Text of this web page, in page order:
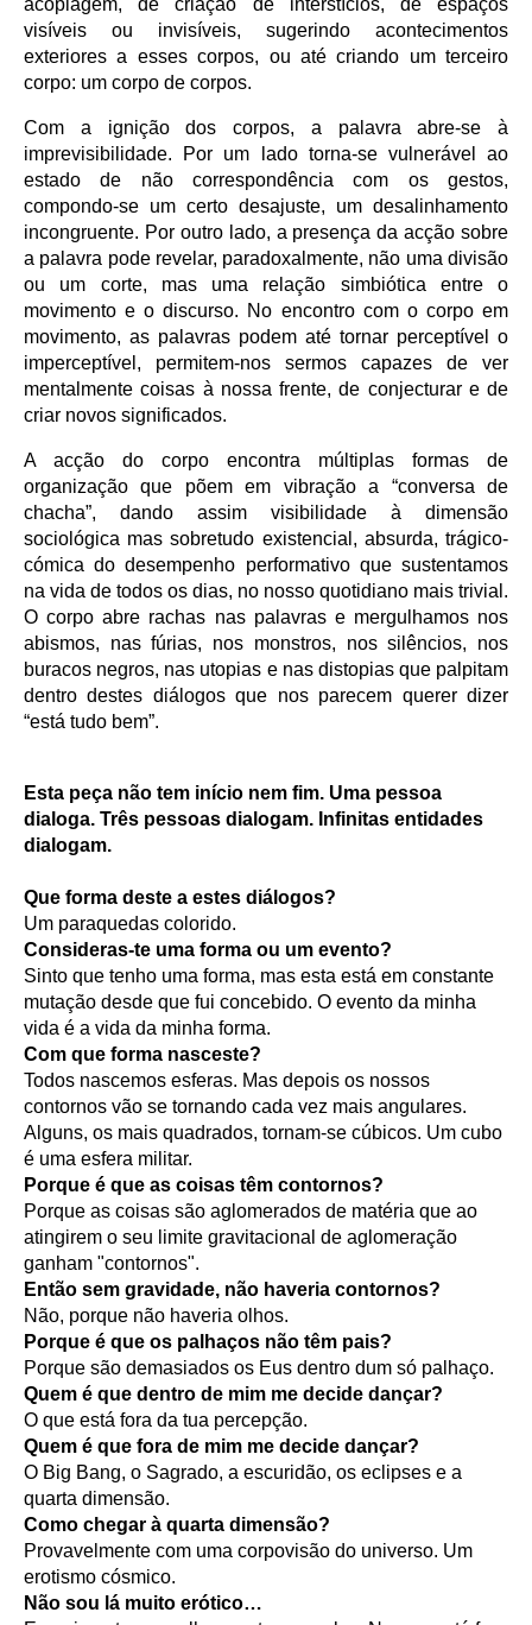
acoplagem, de criação de interstícios, de espaços
visíveis ou invisíveis, sugerindo acontecimentos
exteriores a esses corpos, ou até criando um terceiro
corpo: um corpo de corpos.
Com a ignição dos corpos, a palavra abre-se à
imprevisibilidade. Por um lado torna-se vulnerável ao
estado de não correspondência com os gestos,
compondo-se um certo desajuste, um desalinhamento
incongruente. Por outro lado, a presença da acção sobre
a palavra pode revelar, paradoxalmente, não uma divisão
ou um corte, mas uma relação simbiótica entre o
movimento e o discurso. No encontro com o corpo em
movimento, as palavras podem até tornar perceptível o
imperceptível, permitem-nos sermos capazes de ver
mentalmente coisas à nossa frente, de conjecturar e de
criar novos significados.
A acção do corpo encontra múltiplas formas de
organização que põem em vibração a “conversa de
chacha”, dando assim visibilidade à dimensão
sociológica mas sobretudo existencial, absurda, trágico-
cómica do desempenho performativo que sustentamos
na vida de todos os dias, no nosso quotidiano mais trivial.
O corpo abre rachas nas palavras e mergulhamos nos
abismos, nas fúrias, nos monstros, nos silêncios, nos
buracos negros, nas utopias e nas distopias que palpitam
dentro destes diálogos que nos parecem querer dizer
“está tudo bem”.
Esta peça não tem início nem fim. Uma pessoa
dialoga. Três pessoas dialogam. Infinitas entidades
dialogam.
Que forma deste a estes diálogos?
Um paraquedas colorido.
Consideras-te uma forma ou um evento?
Sinto que tenho uma forma, mas esta está em constante
mutação desde que fui concebido. O evento da minha
vida é a vida da minha forma.
Com que forma nasceste?
Todos nascemos esferas. Mas depois os nossos
contornos vão se tornando cada vez mais angulares.
Alguns, os mais quadrados, tornam-se cúbicos. Um cubo
é uma esfera militar.
Porque é que as coisas têm contornos?
Porque as coisas são aglomerados de matéria que ao
atingirem o seu limite gravitacional de aglomeração
ganham "contornos".
Então sem gravidade, não haveria contornos?
Não, porque não haveria olhos.
Porque é que os palhaços não têm pais?
Porque são demasiados os Eus dentro dum só palhaço.
Quem é que dentro de mim me decide dançar?
O que está fora da tua percepção.
Quem é que fora de mim me decide dançar?
O Big Bang, o Sagrado, a escuridão, os eclipses e a
quarta dimensão.
Como chegar à quarta dimensão?
Provavelmente com uma corpovisão do universo. Um
erotismo cósmico.
Não sou lá muito erótico…